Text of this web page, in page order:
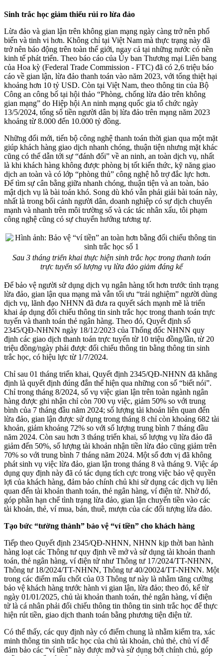
Sinh trắc học giảm thiểu rủi ro lừa đảo
Lừa đảo và gian lận trên không gian mạng ngày càng trở nên phổ
biến và tinh vi hơn. Không chỉ tại Việt Nam mà thực trạng này đã
trở nên báo động trên toàn thế giới, ngay cả tại những nước có nền
kinh tế phát triển. Theo báo cáo của Ủy ban Thương mại Liên bang
của Hoa kỳ (Federal Trade Commission - FTC) đã có 2,6 triệu báo
cáo về gian lận, lừa đảo thanh toán vào năm 2023, với tổng thiệt hại
khoảng hơn 10 tỷ USD. Còn tại Việt Nam, theo thông tin của Bộ
Công an công bố tại hội thảo “Phòng, chống lừa đảo trên không
gian mạng” do Hiệp hội An ninh mạng quốc gia tổ chức ngày
13/5/2024, tổng số tiền người dân bị lừa đảo trên mạng năm 2023
khoảng từ 8.000 đến 10.000 tỷ đồng.
Những đổi mới, tiến bộ công nghệ thanh toán thời gian qua một mặt
giúp khách hàng giao dịch nhanh chóng, thuận tiện nhưng mặt khác
cũng có thể dẫn tới sự “đánh đổi” về an ninh, an toàn dịch vụ, nhất
là khi khách hàng không được phòng bị tốt kiến thức, kỹ năng giao
dịch an toàn và có lớp “phòng thủ” công nghệ hỗ trợ đắc lực hơn.
Để tìm sự cân bằng giữa nhanh chóng, thuận tiện và an toàn, bảo
mật dịch vụ là bài toán khó. Song dù khó vẫn phải giải bài toán này,
nhất là trong bối cảnh người dân, doanh nghiệp có sự dịch chuyển
mạnh và nhanh trên môi trường số và các tác nhân xấu, tôi phạm
công nghệ cũng có sự chuyển hướng tương tự.
Sau 3 tháng triển khai thực hiện sinh trắc học trong thanh toán
trực tuyến số lượng vụ lừa đảo giảm đáng kể
Để bảo vệ người sử dụng dịch vụ ngân hàng tốt hơn trước tình trạng
lừa đảo, gian lận qua mạng mà vẫn tối ưu “trải nghiệm” người dùng
dịch vụ, lãnh đạo NHNN đã đưa ra quyết sách mạnh mẽ là triển
khai áp dụng đối chiếu thông tin sinh trắc học trong thanh toán trực
tuyến và thanh toán thẻ ngân hàng. Theo đó, Quyết định số
2345/QĐ-NHNN ngày 18/12/2023 của Thống đốc NHNN quy
định các giao dịch thanh toán trực tuyến từ 10 triệu đồng/lần, từ 20
triệu đồng/ngày phải được đối chiếu thông tin bằng thông tin sinh
trắc học, có hiệu lực từ 1/7/2024.
Chỉ sau 01 tháng triển khai, Quyết định 2345/QĐ-NHNN đã khẳng
định là quyết định đúng đắn thể hiện qua những con số “biết nói”.
Chỉ trong tháng 8/2024, số vụ việc gian lận trên toàn ngành ngân
hàng được ghi nhận chỉ còn 700 vụ việc, giảm 50% so với trung
bình của 7 tháng đầu năm 2024; số lượng tài khoản liên quan đến
lừa đảo, gian lận được sử dụng trong tháng 8 chỉ còn khoảng 682 tài
khoản, giảm khoảng 72% so với số lượng trung bình 7 tháng đầu
năm 2024. Còn sau hơn 3 tháng triển khai, số lượng vụ lừa đảo đã
giảm đến 50%, số lượng tài khoản nhận tiền lừa đảo cũng giảm trên
70% so với trung bình 7 tháng năm 2024. Một số đơn vị đã không
phát sinh vụ việc lừa đảo, gian lận trong tháng 8 và tháng 9. Việc áp
dụng quy định này đã có tác dụng tích cực trong việc bảo vệ quyền
lợi của khách hàng, đảm bảo chính chủ khi sử dụng các dịch vụ liên
quan đến tài khoản thanh toán, thẻ ngân hàng, ví điện tử. Nhờ đó,
góp phần hạn chế tình trạng lừa đảo, gian lận chuyển tiền vào các
tài khoản, thẻ, ví mua, bán, thuê, mượn của các đối tượng lừa đảo.
Tạo bức “tường thành” bảo vệ “ví tiền” cho khách hàng
Tiếp theo Quyết định 2345/QĐ-NHNN, NHNN kịp thời ban hành
hàng loạt các Thông tư quy định về mở và sử dụng tài khoản thanh
toán, thẻ ngân hàng, ví điện tử như Thông tư 17/2024/TT-NHNN,
Thông tư 18/2024/TT-NHNN, Thông tư 40/20024/TT-NHNN. Một
trong các điểm mấu chốt của 03 Thông tư này là nhằm tăng cường
bảo vệ khách hàng trước hành vi gian lận, lừa đảo; theo đó, kể từ
ngày 01/01/2025, chủ tài khoản thanh toán, thẻ ngân hàng, ví điện
tử là cá nhân phải đối chiếu thông tin thông tin sinh trắc học để thực
hiện rút tiền, giao dịch thanh toán bằng phương tiện điện tử.
Có thể thấy, các quy định này có điểm chung là nhằm kiểm tra, xác
minh thông tin sinh trắc học của chủ tài khoản, chủ thẻ, chủ ví để
đảm bảo các “ví tiền” này được mở và sử dụng bởi chính chủ, góp